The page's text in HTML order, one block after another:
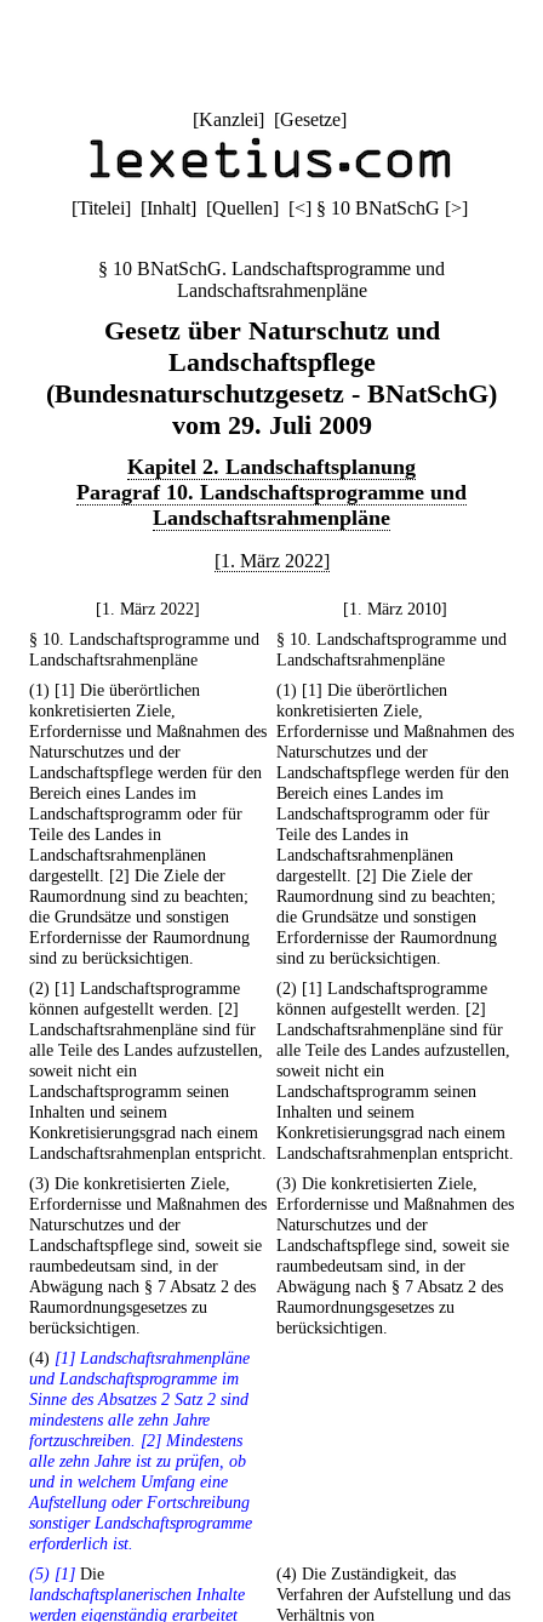
[Kanzlei] [Gesetze]
[Titelei] [Inhalt] [Quellen] [<] § 10 BNatSchG [>]
§ 10 BNatSchG. Landschaftsprogramme und
Landschaftsrahmenpläne
Gesetz über Naturschutz und
Landschaftspflege
(Bundesnaturschutzgesetz - BNatSchG)
vom 29. Juli 2009
Kapitel 2. Landschaftsplanung
Paragraf 10. Landschaftsprogramme und
Landschaftsrahmenpläne
[1. März 2022]
[1. März 2022]
[1. März 2010]
§ 10. Landschaftsprogramme und
Landschaftsrahmenpläne
§ 10. Landschaftsprogramme und
Landschaftsrahmenpläne
(1) [1] Die überörtlichen
konkretisierten Ziele,
Erfordernisse und Maßnahmen des
Naturschutzes und der
Landschaftspflege werden für den
Bereich eines Landes im
Landschaftsprogramm oder für
Teile des Landes in
Landschaftsrahmenplänen
dargestellt. [2] Die Ziele der
Raumordnung sind zu beachten;
die Grundsätze und sonstigen
Erfordernisse der Raumordnung
sind zu berücksichtigen.
(1) [1] Die überörtlichen
konkretisierten Ziele,
Erfordernisse und Maßnahmen des
Naturschutzes und der
Landschaftspflege werden für den
Bereich eines Landes im
Landschaftsprogramm oder für
Teile des Landes in
Landschaftsrahmenplänen
dargestellt. [2] Die Ziele der
Raumordnung sind zu beachten;
die Grundsätze und sonstigen
Erfordernisse der Raumordnung
sind zu berücksichtigen.
(2) [1] Landschaftsprogramme
können aufgestellt werden. [2]
Landschaftsrahmenpläne sind für
alle Teile des Landes aufzustellen,
soweit nicht ein
Landschaftsprogramm seinen
Inhalten und seinem
Konkretisierungsgrad nach einem
Landschaftsrahmenplan entspricht.
(2) [1] Landschaftsprogramme
können aufgestellt werden. [2]
Landschaftsrahmenpläne sind für
alle Teile des Landes aufzustellen,
soweit nicht ein
Landschaftsprogramm seinen
Inhalten und seinem
Konkretisierungsgrad nach einem
Landschaftsrahmenplan entspricht.
(3) Die konkretisierten Ziele,
Erfordernisse und Maßnahmen des
Naturschutzes und der
Landschaftspflege sind, soweit sie
raumbedeutsam sind, in der
Abwägung nach § 7 Absatz 2 des
Raumordnungsgesetzes zu
berücksichtigen.
(3) Die konkretisierten Ziele,
Erfordernisse und Maßnahmen des
Naturschutzes und der
Landschaftspflege sind, soweit sie
raumbedeutsam sind, in der
Abwägung nach § 7 Absatz 2 des
Raumordnungsgesetzes zu
berücksichtigen.
(4) [1] Landschaftsrahmenpläne
und Landschaftsprogramme im
Sinne des Absatzes 2 Satz 2 sind
mindestens alle zehn Jahre
fortzuschreiben. [2] Mindestens
alle zehn Jahre ist zu prüfen, ob
und in welchem Umfang eine
Aufstellung oder Fortschreibung
sonstiger Landschaftsprogramme
erforderlich ist.
(5) [1] Die
landschaftsplanerischen Inhalte
werden eigenständig erarbeitet
(4) Die Zuständigkeit, das
Verfahren der Aufstellung und das
Verhältnis von